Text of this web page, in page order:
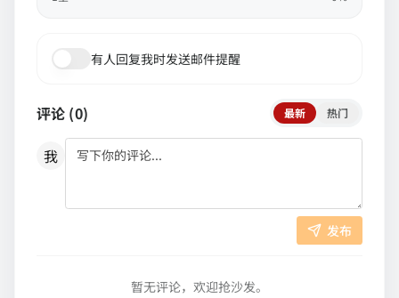
有人回复我时发送邮件提醒
评论 (0) 最新 热门
我
发布
暂无评论，欢迎抢沙发。